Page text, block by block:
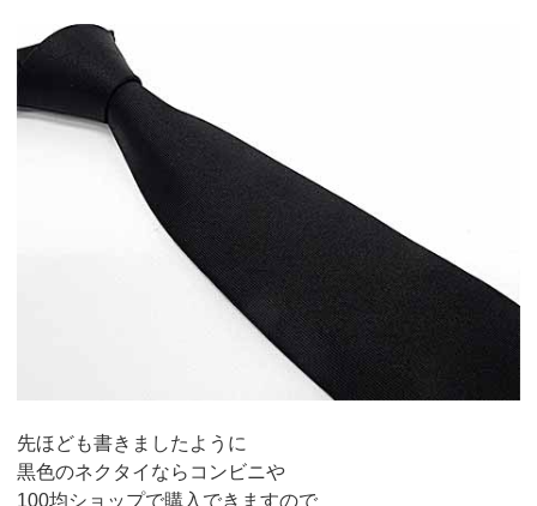
先ほども書きましたように
黒色のネクタイならコンビニや
100均ショップで購入できますので